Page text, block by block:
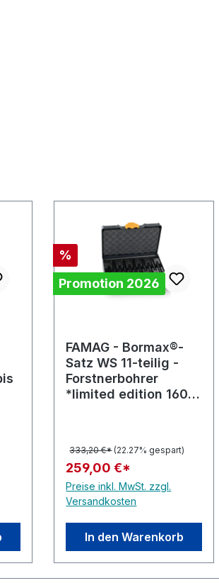
von 5 von 5 Sternen
Rabatt
%
Promotion 2026
FAMAG - Bormax®-
Satz WS 11-teilig -
Forstnerbohrer
*limited edition 160
333,20 €* (22.27% gespart)
259,00 €*
Preise inkl. MwSt. zzgl.
Versandkosten
In den Warenkorb